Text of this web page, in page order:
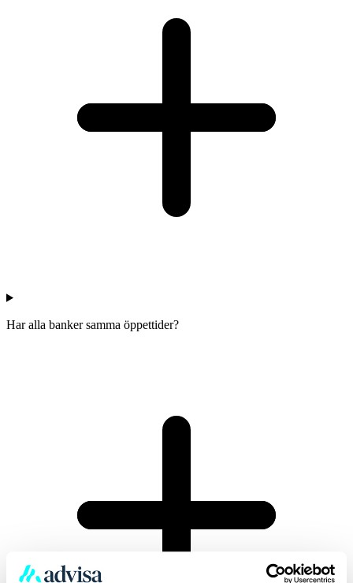
Har alla banker samma öppettider?